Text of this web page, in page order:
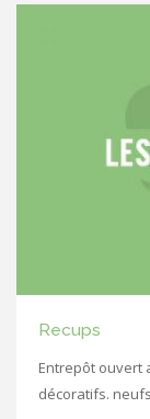
Recups
Entrepôt ouvert
décoratifs.